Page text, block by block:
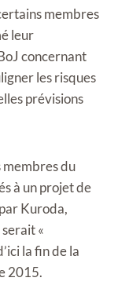
membres
leur
concernant
les risques
prévisions
membres du
à un projet de
Kuroda,
«
la fin de la
2015.